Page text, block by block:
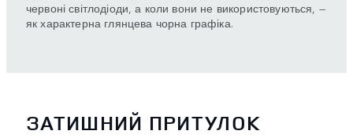
червоні світлодіоди, а коли вони не використовуються, —
як характерна глянцева чорна графіка.
ЗАТИШНИЙ ПРИТУЛОК